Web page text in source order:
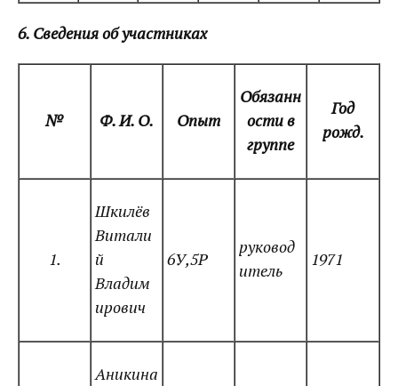
6. Сведения об участниках
№ Ф. И. О. Опыт
Обязанн
ости в
группе
Год
рожд.
1.
Шкилёв
Витали
й
Владим
ирович
6У,5Р
руковод
итель
1971
Аникина